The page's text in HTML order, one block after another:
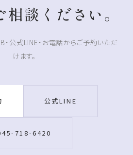
談ください。
・公式LINE・お電話からご予約いただ
けます。
公式LINE
718-6420